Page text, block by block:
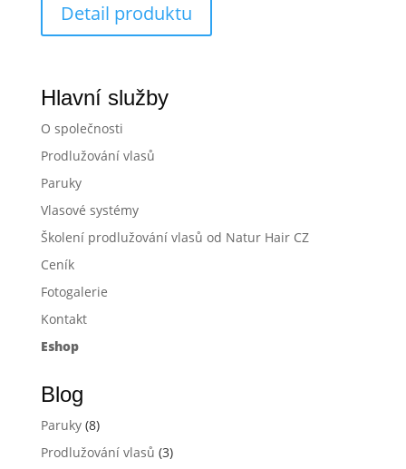
Detail produktu
Hlavní služby
O společnosti
Prodlužování vlasů
Paruky
Vlasové systémy
Školení prodlužování vlasů od Natur Hair CZ
Ceník
Fotogalerie
Kontakt
Eshop
Blog
Paruky(8)
Prodlužování vlasů (3)